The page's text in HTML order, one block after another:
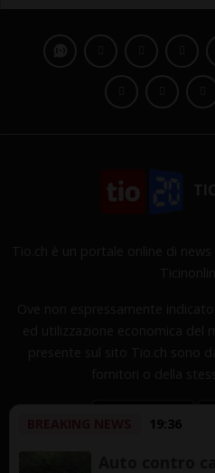
19:36